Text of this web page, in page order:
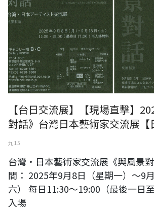
【台日交流展】【現場直擊】
對話》台灣日本藝術家交流展【
九 15
台灣・日本藝術家交流展《與風景
間： 2025年9月8日（星期一）～9
六） 每日11:30～19:00（最後一日
入場